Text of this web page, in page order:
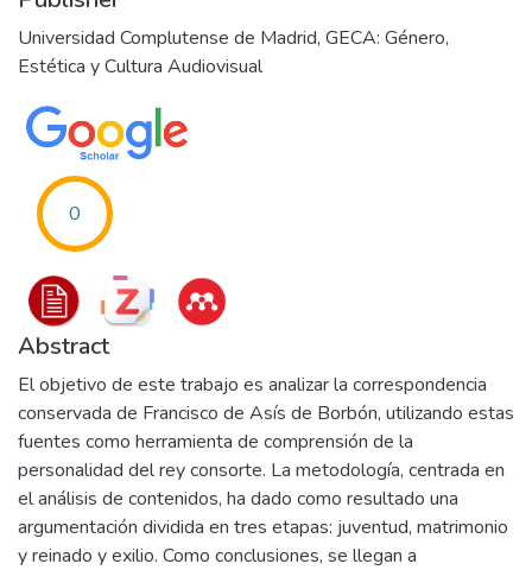
Universidad Complutense de Madrid, GECA: Género,
Estética y Cultura Audiovisual
0
Abstract
El objetivo de este trabajo es analizar la correspondencia
conservada de Francisco de Asís de Borbón, utilizando estas
fuentes como herramienta de comprensión de la
personalidad del rey consorte. La metodología, centrada en
el análisis de contenidos, ha dado como resultado una
argumentación dividida en tres etapas: juventud, matrimonio
y reinado y exilio. Como conclusiones, se llegan a